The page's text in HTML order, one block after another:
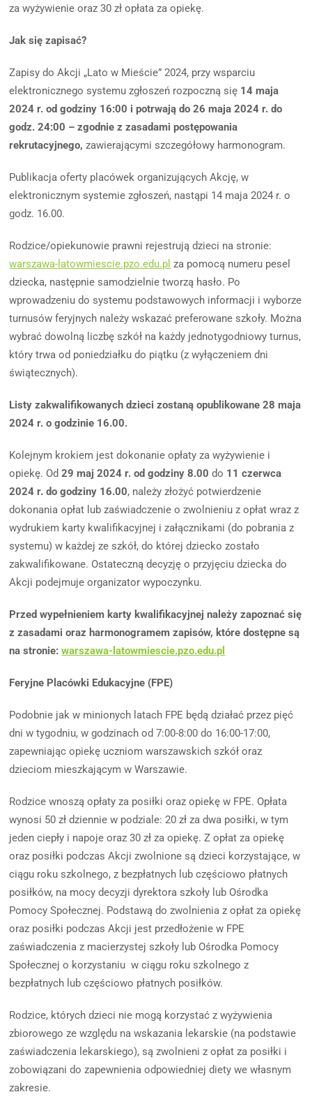
za wyżywienie oraz 30 zł opłata za opiekę.
Jak się zapisać?
Zapisy do Akcji „Lato w Mieście” 2024, przy wsparciu
elektronicznego systemu zgłoszeń rozpoczną się 14 maja
2024 r. od godziny 16:00 i potrwają do 26 maja 2024 r. do
godz. 24:00 – zgodnie z zasadami postępowania
rekrutacyjnego,zawierającymi szczegółowy harmonogram.
Publikacja oferty placówek organizujących Akcję, w
elektronicznym systemie zgłoszeń, nastąpi 14 maja 2024 r. o
godz. 16.00.
Rodzice/opiekunowie prawni rejestrują dzieci na stronie:
warszawa-latowmiescie.pzo.edu.pl za pomocą numeru pesel
dziecka, następnie samodzielnie tworzą hasło. Po
wprowadzeniu do systemu podstawowych informacji i wyborze
turnusów feryjnych należy wskazać preferowane szkoły. Można
wybrać dowolną liczbę szkół na każdy jednotygodniowy turnus,
który trwa od poniedziałku do piątku (z wyłączeniem dni
świątecznych).
Listy zakwalifikowanych dzieci zostaną opublikowane 28 maja
2024 r. o godzinie 16.00.
Kolejnym krokiem jest dokonanie opłaty za wyżywienie i
opiekę. Od 29 maj 2024 r. od godziny 8.00 do 11 czerwca
2024 r. do godziny 16.00, należy złożyć potwierdzenie
dokonania opłat lub zaświadczenie o zwolnieniu z opłat wraz z
wydrukiem karty kwalifikacyjnej i załącznikami (do pobrania z
systemu) w każdej ze szkół, do której dziecko zostało
zakwalifikowane. Ostateczną decyzję o przyjęciu dziecka do
Akcji podejmuje organizator wypoczynku.
Przed wypełnieniem karty kwalifikacyjnej należy zapoznać się
z zasadami oraz harmonogramem zapisów, które dostępne są
na stronie:warszawa-latowmiescie.pzo.edu.pl
Feryjne Placówki Edukacyjne (FPE)
Podobnie jak w minionych latach FPE będą działać przez pięć
dni w tygodniu, w godzinach od 7:00-8:00 do 16:00-17:00,
zapewniając opiekę uczniom warszawskich szkół oraz
dzieciom mieszkającym w Warszawie.
Rodzice wnoszą opłaty za posiłki oraz opiekę w FPE. Opłata
wynosi 50 zł dziennie w podziale: 20 zł za dwa posiłki, w tym
jeden ciepły i napoje oraz 30 zł za opiekę. Z opłat za opiekę
oraz posiłki podczas Akcji zwolnione są dzieci korzystające, w
ciągu roku szkolnego, z bezpłatnych lub częściowo płatnych
posiłków, na mocy decyzji dyrektora szkoły lub Ośrodka
Pomocy Społecznej. Podstawą do zwolnienia z opłat za opiekę
oraz posiłki podczas Akcji jest przedłożenie w FPE
zaświadczenia z macierzystej szkoły lub Ośrodka Pomocy
Społecznej o korzystaniu w ciągu roku szkolnego z
bezpłatnych lub częściowo płatnych posiłków.
Rodzice, których dzieci nie mogą korzystać z wyżywienia
zbiorowego ze względu na wskazania lekarskie (na podstawie
zaświadczenia lekarskiego), są zwolnieni z opłat za posiłki i
zobowiązani do zapewnienia odpowiedniej diety we własnym
zakresie.